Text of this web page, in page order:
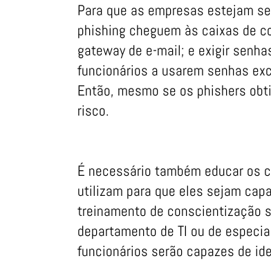
Para que as empresas estejam
phishing cheguem às caixas de
gateway de e-mail; e exigir
funcionários a usarem senhas
Então, mesmo se os phishers
risco.
É necessário também educar os
utilizam para que eles sejam
treinamento de conscientização
departamento de TI ou de
funcionários serão capazes de